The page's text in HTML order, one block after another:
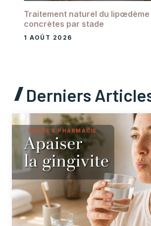
Traitement naturel du lipœdème
concrètes par stade
1 AOÛT 2026
Derniers
SANTÉ & PHARMACIE